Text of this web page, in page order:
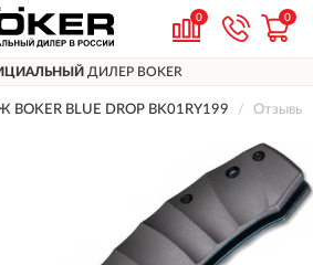
0 0
ДИЛЕР BOKER
BOKER BLUE DROP BK01RY199 Отзывы